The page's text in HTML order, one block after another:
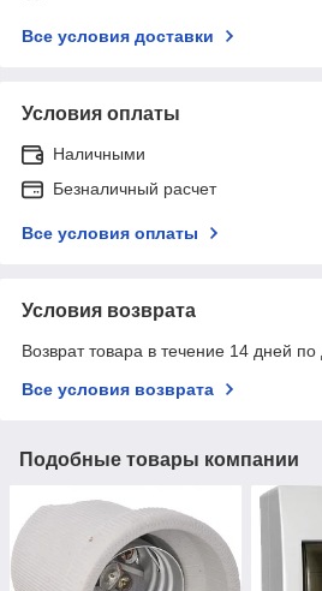
Все условия доставки
Условия оплаты
Наличными
Безналичный расчет
Все условия оплаты
Условия возврата
Возврат товара в течение 14 дней по
Все условия возврата
Подобные товары компании